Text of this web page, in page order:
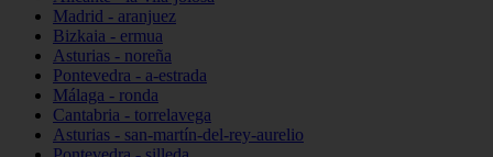
Madrid - aranjuez
Bizkaia - ermua
Asturias - noreña
Pontevedra - a-estrada
Málaga - ronda
Cantabria - torrelavega
Asturias - san-martín-del-rey-aurelio